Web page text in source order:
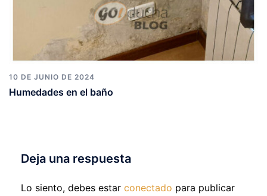
10 DE JUNIO DE 2024
Humedades en el baño
Deja una respuesta
Lo siento, debes estar conectado para publicar